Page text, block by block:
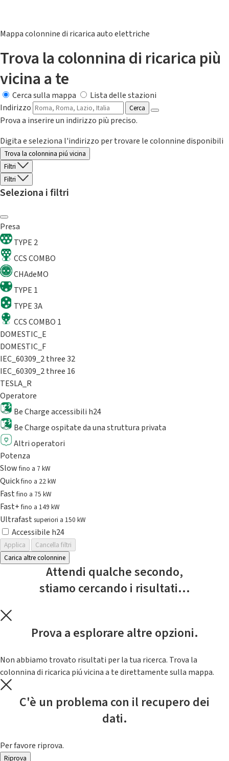
Mappa colonnine di ricarica auto elettriche
Trova la colonnina di ricarica più
vicina a te
Cerca sulla mappa
Lista delle stazioni
Indirizzo
Cerca
Prova a inserire un indirizzo più preciso.
Digita e seleziona l'indirizzo per trovare le colonnine disponibili
Trova la colonnina piú vicina
Filtri
Filtri
Seleziona i filtri
Presa
TYPE 2
CCS COMBO
CHAdeMO
TYPE 1
TYPE 3A
CCS COMBO 1
DOMESTIC_E
DOMESTIC_F
IEC_60309_2 three 32
IEC_60309_2 three 16
TESLA_R
Operatore
Be Charge accessibili h24
Be Charge ospitate da una struttura privata
Altri operatori
Potenza
Slowfino a 7 kW
Quickfino a 22 kW
Fastfino a 75 kW
Fast+fino a 149 kW
Ultrafast superiori a 150 kW
Accessibile h24
Applica
Cancella filtri
Carica altre colonnine
Attendi qualche secondo,
stiamo cercando i risultati...
Prova a esplorare altre opzioni.
Non abbiamo trovato risultati per la tua ricerca. Trova la
colonnina di ricarica piú vicina a te direttamente sulla mappa.
C'è un problema con il recupero dei
dati.
Per favore riprova.
Riprova